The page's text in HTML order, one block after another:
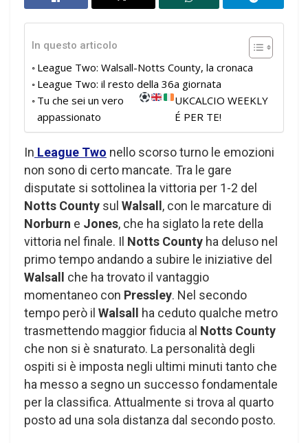
In questo articolo
League Two: Walsall-Notts County, la cronaca
League Two: il resto della 36a giornata
Tu che sei un vero
appassionato
UKCALCIO WEEKLY
É PER TE!
In League Two nello scorso turno le emozioni
non sono di certo mancate. Tra le gare
disputate si sottolinea la vittoria per 1-2 del
Notts County sul Walsall, con le marcature di
Norburn e Jones, che ha siglato la rete della
vittoria nel finale. Il Notts County ha deluso nel
primo tempo andando a subire le iniziative del
Walsall che ha trovato il vantaggio
momentaneo con Pressley. Nel secondo
tempo però il Walsall ha ceduto qualche metro
trasmettendo maggior fiducia al Notts County
che non si è snaturato. La personalità degli
ospiti si è imposta negli ultimi minuti tanto che
ha messo a segno un successo fondamentale
per la classifica. Attualmente si trova al quarto
posto ad una sola distanza dal secondo posto.